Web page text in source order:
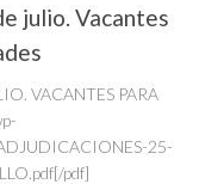
julio. Vacantes
VACANTES PARA
25-
pdf]